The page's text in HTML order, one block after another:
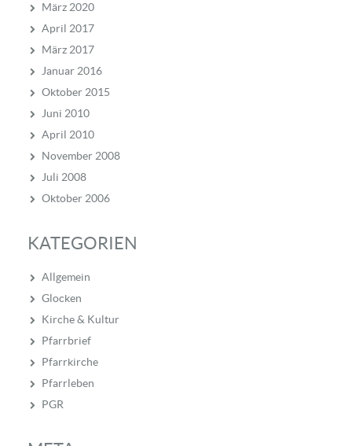
März 2020
April 2017
März 2017
Januar 2016
Oktober 2015
Juni 2010
April 2010
November 2008
Juli 2008
Oktober 2006
KATEGORIEN
Allgemein
Glocken
Kirche & Kultur
Pfarrbrief
Pfarrkirche
Pfarrleben
PGR